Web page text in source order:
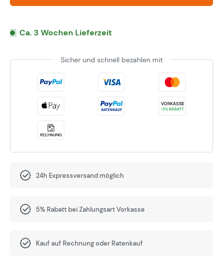
Ca. 3 Wochen Lieferzeit
Sicher und schnell bezahlen mit
24h Expressversand möglich
5% Rabatt bei Zahlungsart Vorkasse
Kauf auf Rechnung oder Ratenkauf